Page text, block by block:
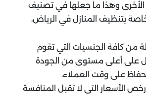
وهذا ما جعلها في تصنيف
بتنظيف المنازل في الرياض،
من كافة الجنسيات التي تقوم
على أعلى مستوى من الجودة
على وقت العملاء.
الأسعار التي لا تقبل المنافسة